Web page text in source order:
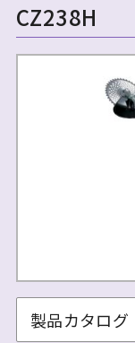
CZ238H
製品カタログ